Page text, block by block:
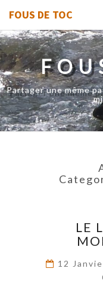
FOUS DE TOC
Partager une même
LE
12